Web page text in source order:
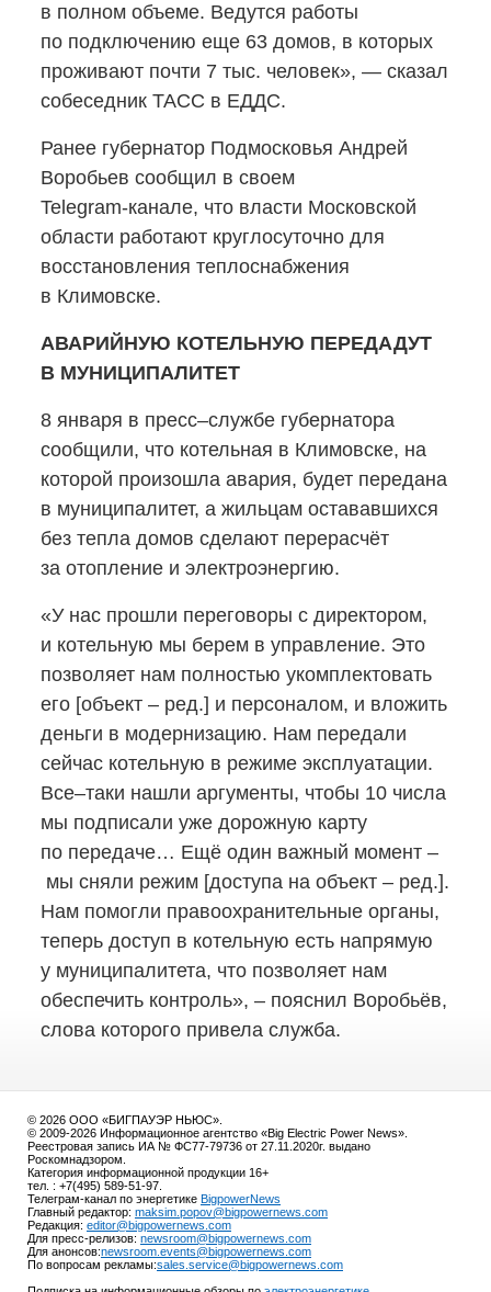
в полном объеме. Ведутся работы
по подключению еще 63 домов, в которых
проживают почти 7 тыс. человек», — сказал
собеседник ТАСС в ЕДДС.
Ранее губернатор Подмосковья Андрей
Воробьев сообщил в своем
Telegram-канале, что власти Московской
области работают круглосуточно для
восстановления теплоснабжения
в Климовске.
АВАРИЙНУЮ КОТЕЛЬНУЮ ПЕРЕДАДУТ
В МУНИЦИПАЛИТЕТ
8 января в пресс–службе губернатора
сообщили, что котельная в Климовске, на
которой произошла авария, будет передана
в муниципалитет, а жильцам остававшихся
без тепла домов сделают перерасчёт
за отопление и электроэнергию.
«У нас прошли переговоры с директором,
и котельную мы берем в управление. Это
позволяет нам полностью укомплектовать
его [объект – ред.] и персоналом, и вложить
деньги в модернизацию. Нам передали
сейчас котельную в режиме эксплуатации.
Все–таки нашли аргументы, чтобы 10 числа
мы подписали уже дорожную карту
по передаче… Ещё один важный момент –
мы сняли режим [доступа на объект – ред.].
Нам помогли правоохранительные органы,
теперь доступ в котельную есть напрямую
у муниципалитета, что позволяет нам
обеспечить контроль», – пояснил Воробьёв,
слова которого привела служба.
© 2026 ООО «БИГПАУЭР НЬЮС».
© 2009-2026 Информационное агентство «Big Electric Power News».
Реестровая запись ИА № ФС77-79736 от 27.11.2020г. выдано
Роскомнадзором.
Категория информационной продукции 16+
тел. : +7(495) 589-51-97.
Телеграм-канал по энергетике BigpowerNews
Главный редактор: maksim.popov@bigpowernews.com
Редакция: editor@bigpowernews.com
Для пресс-релизов: newsroom@bigpowernews.com
Для анонсов:newsroom.events@bigpowernews.com
По вопросам рекламы:sales.service@bigpowernews.com